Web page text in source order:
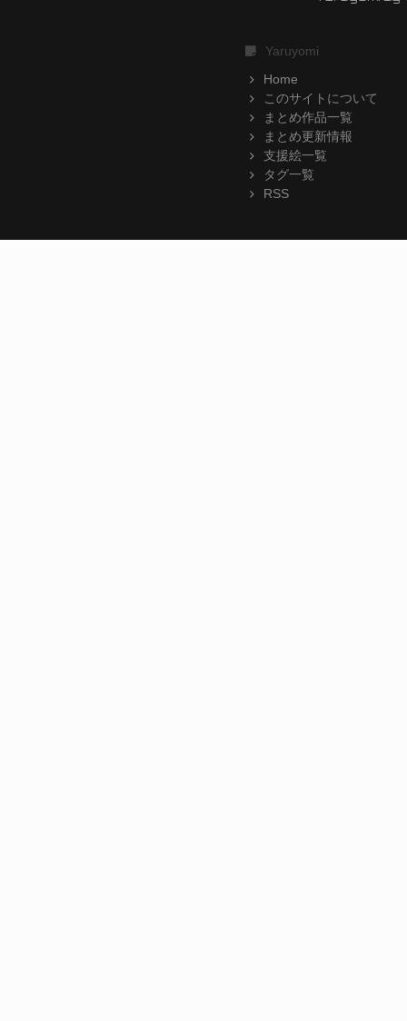
Yaruyomi
Home
このサイトについて
まとめ作品一覧
まとめ更新情報
支援絵一覧
タグ一覧
RSS